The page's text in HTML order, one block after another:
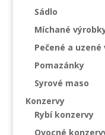
Sádlo
Míchané
Pečené a
Pomazánky
Syrové maso
Konzervy
Rybí konzervy
Ovocné